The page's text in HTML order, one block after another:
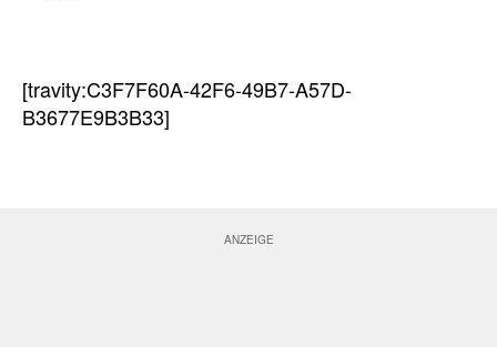
[travity:C3F7F60A-42F6-49B7-A57D-
B3677E9B3B33]